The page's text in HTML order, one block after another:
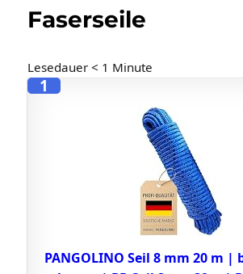
Faserseile
Lesedauer < 1 Minute
1
PANGOLINO Seil 8 mm 20 m |